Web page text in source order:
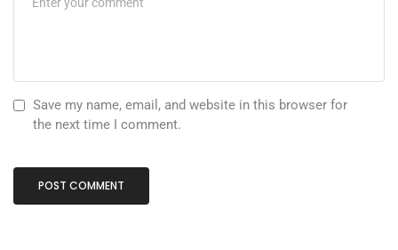
Save my name, email, and website in this browser for
the next time I comment.